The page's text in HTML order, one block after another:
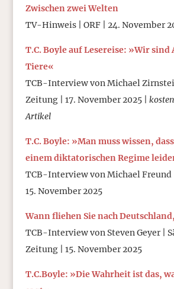
Zwischen zwei Welten
TV-Hinweis | ORF | 24. November
T.C. Boyle auf Lesereise: »Wir
Tiere«
TCB-Interview von Michael
Zeitung | 17. November 2025 |
Artikel
T.C. Boyle: »Man muss wissen,
einem diktatorischen Regime
TCB-Interview von Michael Freund |
15. November 2025
Wann fliehen Sie nach
TCB-Interview von Steven Geyer |
Zeitung | 15. November 2025
T.C.Boyle: »Die Wahrheit ist das,